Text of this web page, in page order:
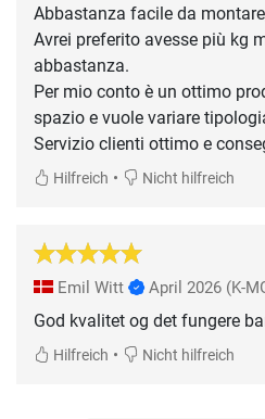
Abbastanza facile da
Avrei preferito avesse più kg
abbastanza.
Per mio conto è un ottimo
spazio e vuole variare
Hilfreich • Nicht hilfreich
Emil Witt April 2026 (K-
God kvalitet og det fungere
Hilfreich • Nicht hilfreich